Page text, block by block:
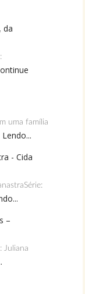
da
uma família
- Cida
–
Juliana